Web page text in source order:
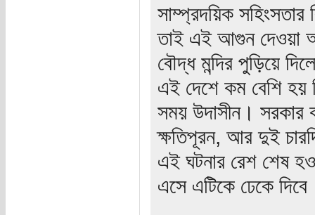
সাম্প্রদয়িক
তাই এই আগুন দেওয়া
বৌদ্ধ মন্দির পুড়িয়ে
এই দেশে কম বেশি হয়
সময় উদাসীন। সরকার
ক্ষতিপূরন, আর দুই
এই ঘটনার রেশ শেষ
এসে এটিকে ঢেকে